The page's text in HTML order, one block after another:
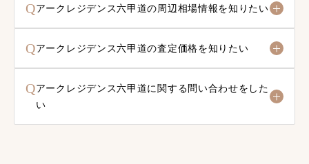
Qアークレジデンス六甲道の周辺相場情報を知りたい
Qアークレジデンス六甲道の査定価格を知りたい
Qアークレジデンス六甲道に関する問い合わせをした
い